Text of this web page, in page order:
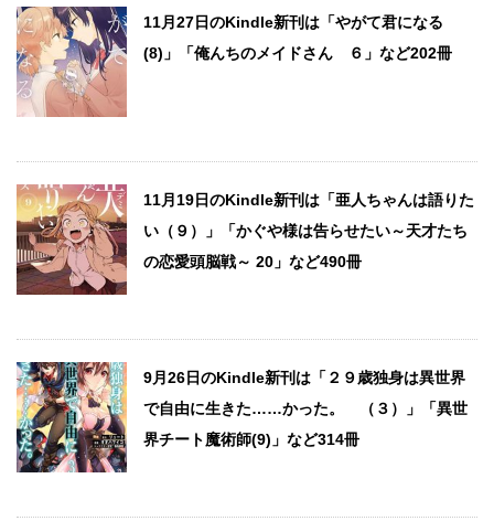
11月27日のKindle新刊は「やがて君になる
(8)」「俺んちのメイドさん ６」など202冊
11月19日のKindle新刊は「亜人ちゃんは語りた
い（９）」「かぐや様は告らせたい～天才たち
の恋愛頭脳戦～ 20」など490冊
9月26日のKindle新刊は「２９歳独身は異世界
で自由に生きた……かった。 （３）」「異世
界チート魔術師(9)」など314冊